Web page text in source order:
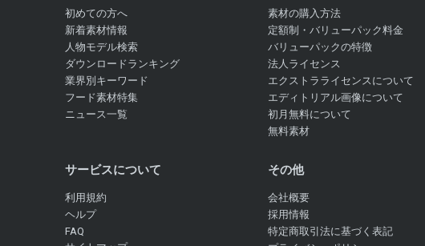
初めての方へ
新着素材情報
人物モデル検索
ダウンロードランキング
業界別キーワード
フード素材特集
ニュース一覧
素材の購入方法
定額制・バリューパック料金
バリューパックの特徴
法人ライセンス
エクストラライセンスについて
エディトリアル画像について
初月無料について
無料素材
サービスについて
利用規約
ヘルプ
FAQ
その他
会社概要
採用情報
特定商取引法に基づく表記